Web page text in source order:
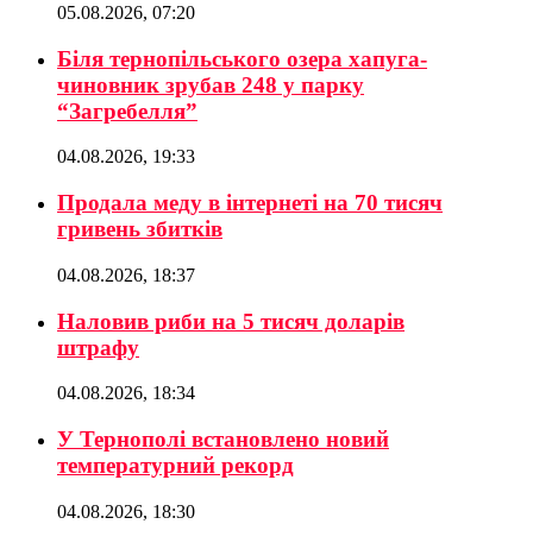
05.08.2026, 07:20
Біля тернопільського озера хапуга-
чиновник зрубав 248 у парку
“Загребелля”
04.08.2026, 19:33
Продала меду в інтернеті на 70 тисяч
гривень збитків
04.08.2026, 18:37
Наловив риби на 5 тисяч доларів
штрафу
04.08.2026, 18:34
У Тернополі встановлено новий
температурний рекорд
04.08.2026, 18:30